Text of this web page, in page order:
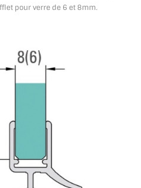
pour verre de 6 et 8mm.